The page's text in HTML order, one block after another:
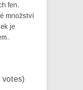
fen.
množství
je
votes)